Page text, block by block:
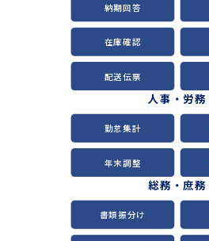
納期回答
在庫確認
配送伝票
人事・労務
勤怠集計
年末調整
総務・庶務
書類振分け